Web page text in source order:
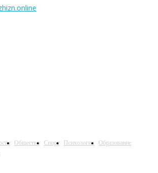
Общество Спорт Психология
Образование